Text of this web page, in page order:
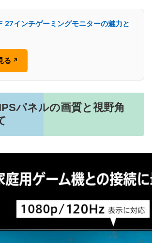
27インチゲーミングモニターの魅力と
る ↗
パネルの画質と視野角